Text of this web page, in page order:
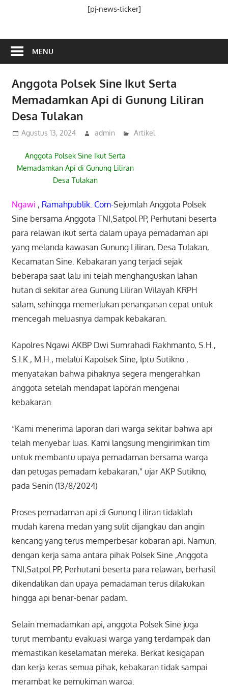
[pj-news-ticker]
MENU
Anggota Polsek Sine Ikut Serta
Memadamkan Api di Gunung Liliran
Desa Tulakan
Agustus 13, 2024 admin Artikel
Anggota Polsek Sine Ikut Serta
Memadamkan Api di Gunung Liliran
Desa Tulakan
Ngawi , Ramahpublik. Com-Sejumlah Anggota Polsek
Sine bersama Anggota TNI,Satpol PP, Perhutani beserta
para relawan ikut serta dalam upaya pemadaman api
yang melanda kawasan Gunung Liliran, Desa Tulakan,
Kecamatan Sine. Kebakaran yang terjadi sejak
beberapa saat lalu ini telah menghanguskan lahan
hutan di sekitar area Gunung Liliran Wilayah KRPH
salam, sehingga memerlukan penanganan cepat untuk
mencegah meluasnya dampak kebakaran.
Kapolres Ngawi AKBP Dwi Sumrahadi Rakhmanto, S.H.,
S.I.K., M.H., melalui Kapolsek Sine, Iptu Sutikno ,
menyatakan bahwa pihaknya segera mengerahkan
anggota setelah mendapat laporan mengenai
kebakaran.
“Kami menerima laporan dari warga sekitar bahwa api
telah menyebar luas. Kami langsung mengirimkan tim
untuk membantu upaya pemadaman bersama warga
dan petugas pemadam kebakaran,” ujar AKP Sutikno,
pada Senin (13/8/2024)
Proses pemadaman api di Gunung Liliran tidaklah
mudah karena medan yang sulit dijangkau dan angin
kencang yang terus memperbesar kobaran api. Namun,
dengan kerja sama antara pihak Polsek Sine ,Anggota
TNI,Satpol PP, Perhutani beserta para relawan, berhasil
dikendalikan dan upaya pemadaman terus dilakukan
hingga api benar-benar padam.
Selain memadamkan api, anggota Polsek Sine juga
turut membantu evakuasi warga yang terdampak dan
memastikan keselamatan mereka. Berkat kesigapan
dan kerja keras semua pihak, kebakaran tidak sampai
merambat ke pemukiman warga.